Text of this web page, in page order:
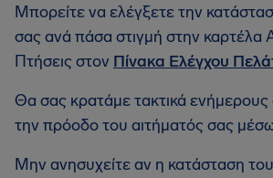
Μπορείτε να ελέγξετε την
σας ανά πάσα στιγμή στην καρτέλα
Πτήσεις στον Πίνακα Ελέγχου
Θα σας κρατάμε τακτικά
την πρόοδο του αιτήματός σας
Μην ανησυχείτε αν η κατάσταση